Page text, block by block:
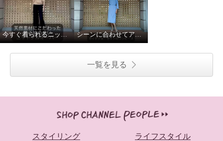
今すぐ着られるニットプルオーバー！ シーンに合わせてアレンジ！
一覧を見る
スタイリング ライフスタイル